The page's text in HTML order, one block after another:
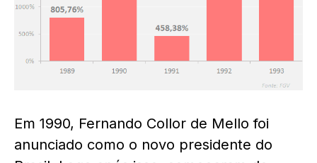
Em 1990, Fernando Collor de Mello foi
anunciado como o novo presidente do